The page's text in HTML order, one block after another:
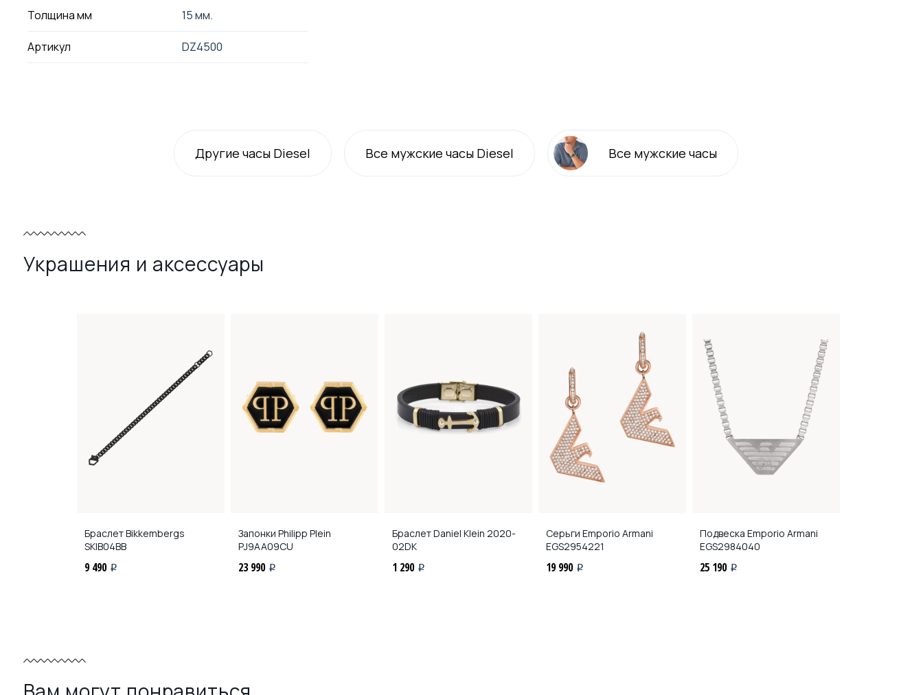
Толщина мм 15 мм.
Артикул DZ4500
Другие часы Diesel Все мужские часы Diesel Все мужские часы
Украшения и аксессуары
Браслет Bikkembergs
SKIB04BB
9 490 i
Запонки Philipp Plein
PJ9AA09CU
23 990 i
Браслет Daniel Klein 2020-
02DK
1 290 i
Серьги Emporio Armani
EGS2954221
19 990 i
Подвеска Emporio Armani
EGS2984040
25 190 i